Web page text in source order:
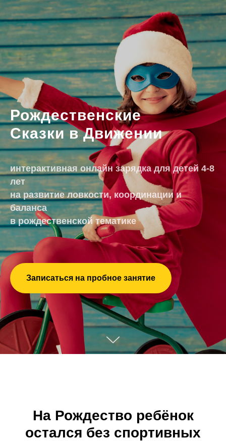
Рождественские
Сказки в Движении
интерактивная онлайн зарядка для детей 4-8
лет
на развитие ловкости, координации и
баланса
в рождественской тематике
Записаться на пробное занятие
На Рождество ребёнок
остался без спортивных